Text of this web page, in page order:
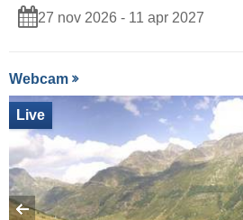
27 nov 2026 - 11 apr 2027
Webcam
Live